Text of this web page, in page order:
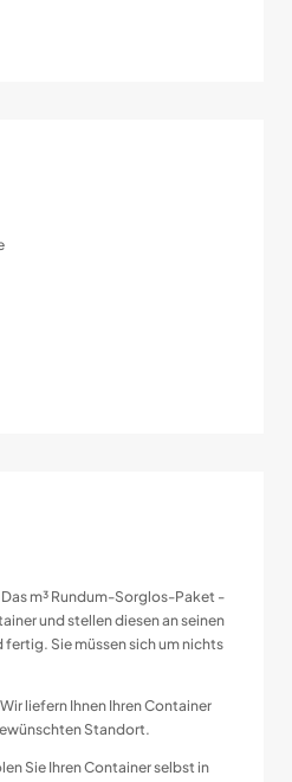
Das m³ Rundum-Sorglos-Paket -
und stellen diesen an seinen
fertig. Sie müssen sich um nichts
liefern Ihnen Ihren Container
Standort.
Sie Ihren Container selbst in